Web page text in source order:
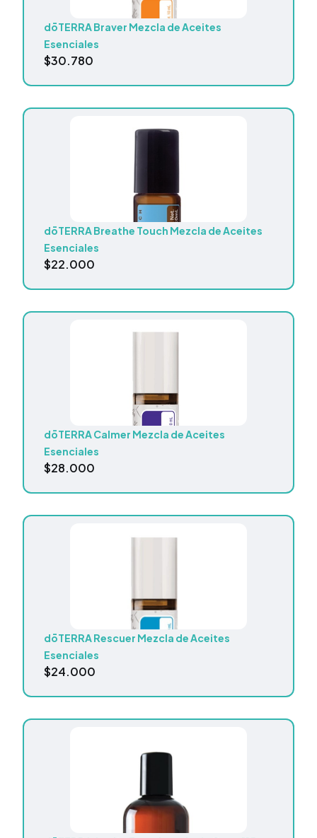
dōTERRA Braver Mezcla de Aceites
Esenciales
$30.780
dōTERRA Breathe Touch Mezcla de Aceites
Esenciales
$22.000
dōTERRA Calmer Mezcla de Aceites
Esenciales
$28.000
dōTERRA Rescuer Mezcla de Aceites
Esenciales
$24.000